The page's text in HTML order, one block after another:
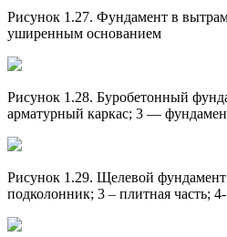
Рисунок 1.27. Фундамент в
уширенным основанием
Рисунок 1.28. Буробетонный
арматурный каркас; 3 —
Рисунок 1.29. Щелевой
подколонник; 3 – плитная часть;